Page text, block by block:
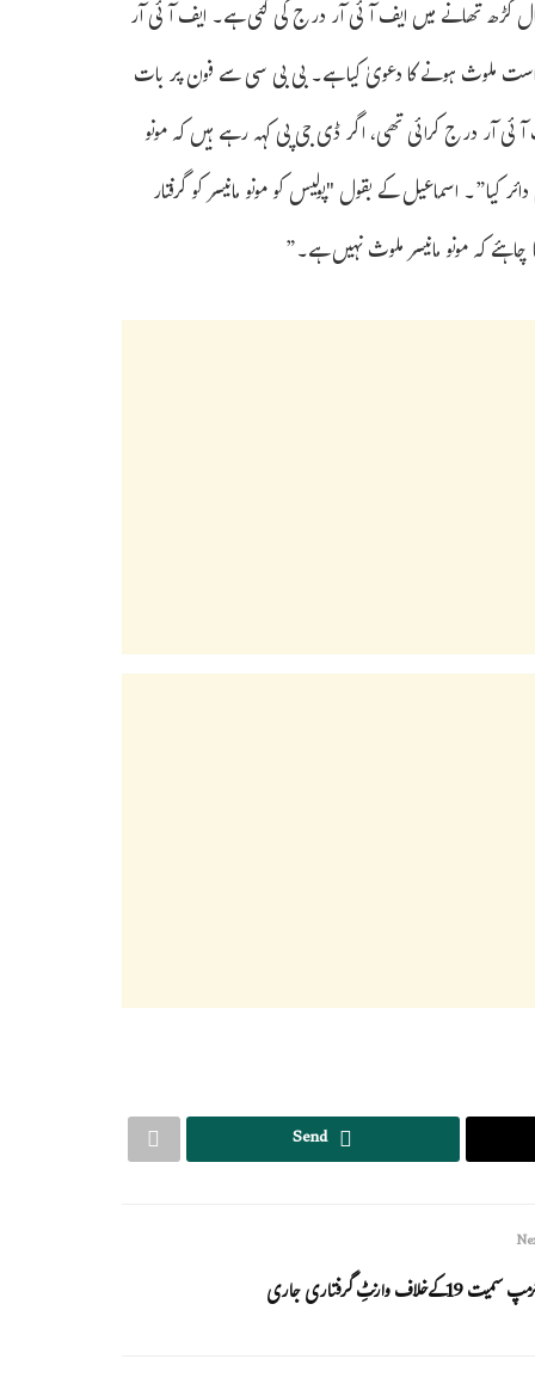
گڑھ تھانے میں ایف آئی آر درج کی گئی ہے۔ ایف آئی آر
راست ملوث ہونے کا دعویٰ کیا ہے۔ بی بی سی سے فون پر بات
آر درج کرائی تھی، اگر ڈی جی پی کہہ رہے ہیں کہ مونو
173(8) کے تحت چالان کیوں دائر کیا”۔ اسماعیل کے بقول "پولیس کو مونو مانیسر کو گرفتار
کہ مونو مانیسر ملوث نہیں ہے۔”
Send
19کےخلاف وارنٹِ گرفتاری جاری